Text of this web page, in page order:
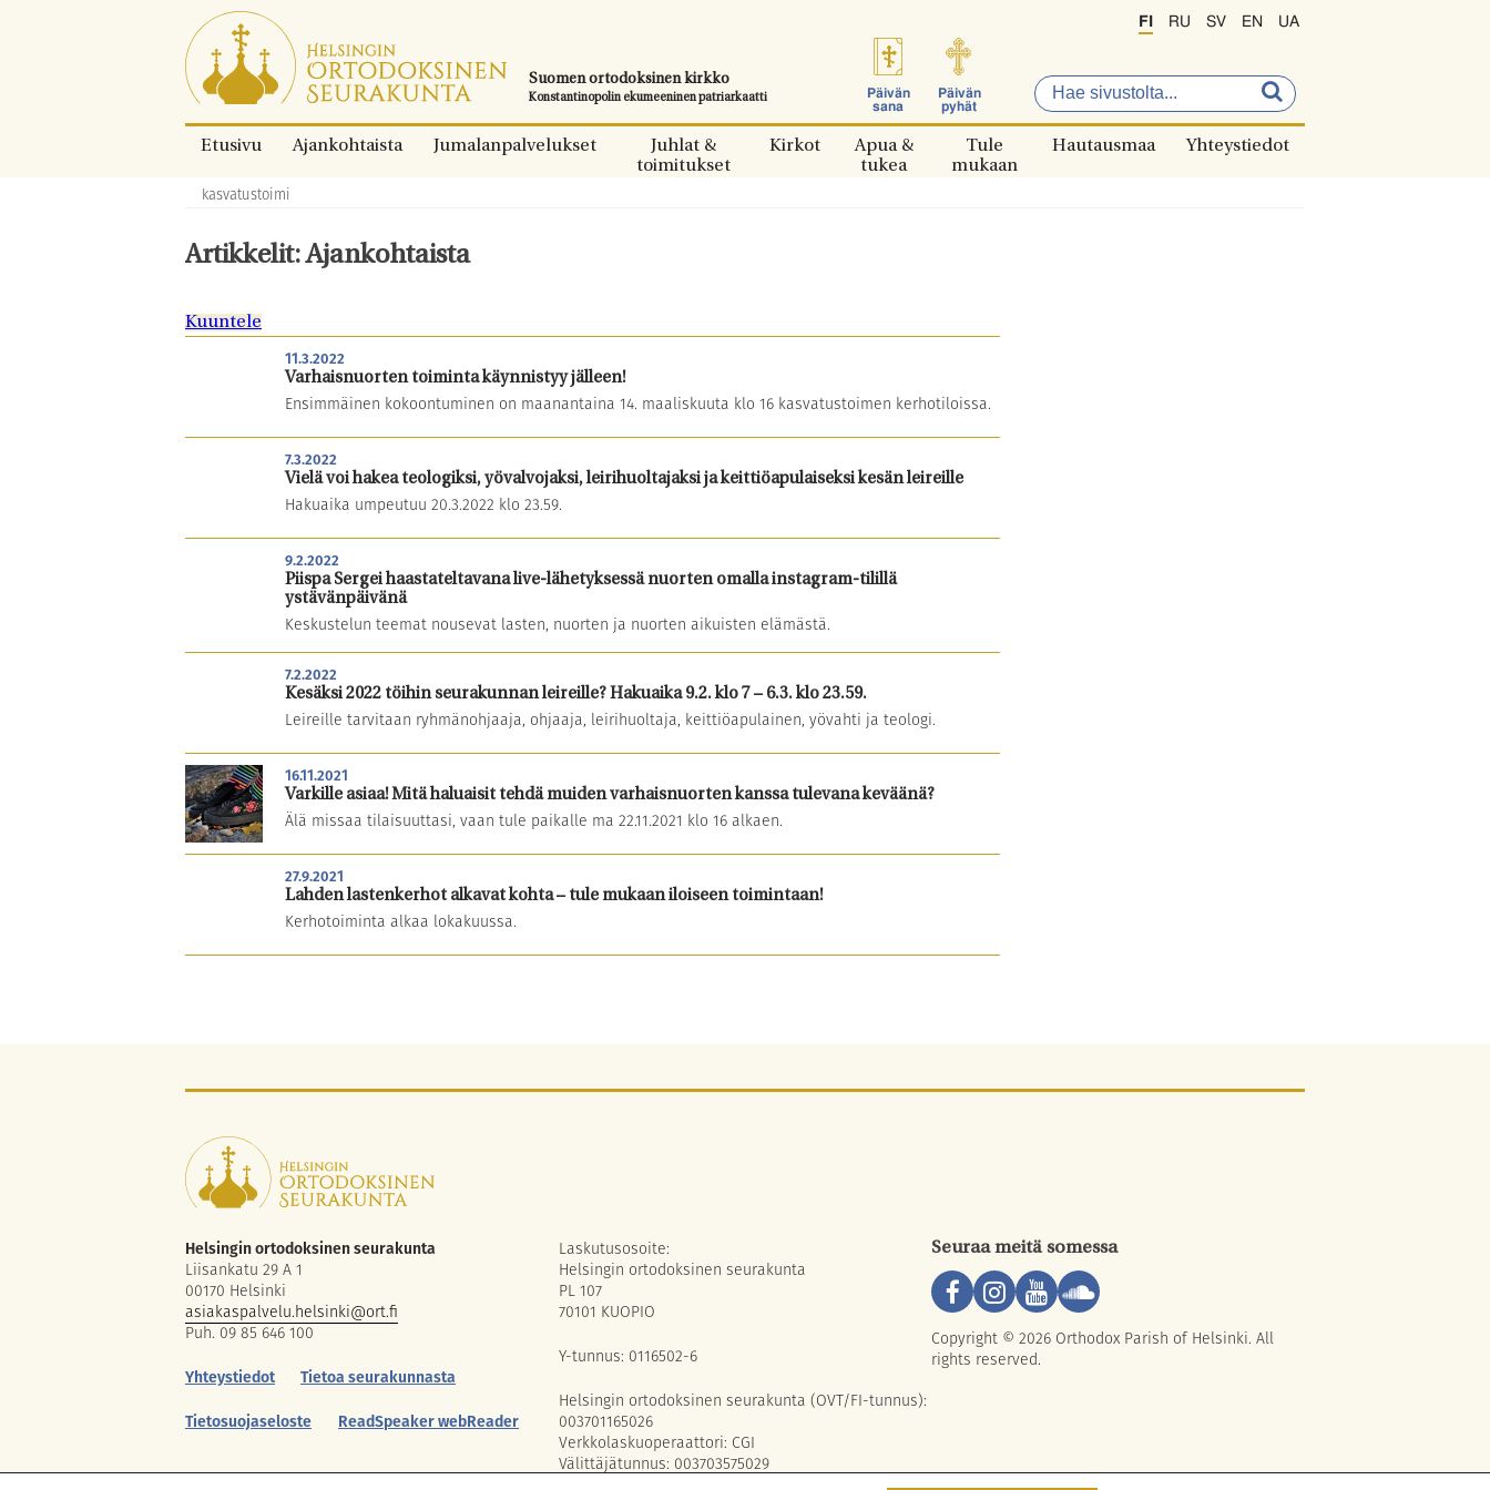
Siirry
suoraan
sisältöön.
Suomen ortodoksinen kirkko
Konstantinopolin ekumeeninen patriarkaatti
Päivän
sana
Päivän
pyhät
FI RU SV EN UA
Etusivu Ajankohtaista Jumalanpalvelukset
Juhlat &
toimitukset
Kirkot
Apua &
tukea
Tule
mukaan
Hautausmaa Yhteystiedot
Murupolku:
kasvatustoimi
Artikkelit: Ajankohtaista
Kuuntele
11.3.2022
Varhaisnuorten toiminta käynnistyy jälleen!
Ensimmäinen kokoontuminen on maanantaina 14. maaliskuuta klo 16 kasvatustoimen kerhotiloissa.
7.3.2022
Vielä voi hakea teologiksi, yövalvojaksi, leirihuoltajaksi ja keittiöapulaiseksi kesän leireille
Hakuaika umpeutuu 20.3.2022 klo 23.59.
9.2.2022
Piispa Sergei haastateltavana live-lähetyksessä nuorten omalla instagram-tilillä
ystävänpäivänä
Keskustelun teemat nousevat lasten, nuorten ja nuorten aikuisten elämästä.
7.2.2022
Kesäksi 2022 töihin seurakunnan leireille? Hakuaika 9.2. klo 7 – 6.3. klo 23.59.
Leireille tarvitaan ryhmänohjaaja, ohjaaja, leirihuoltaja, keittiöapulainen, yövahti ja teologi.
16.11.2021
Varkille asiaa! Mitä haluaisit tehdä muiden varhaisnuorten kanssa tulevana keväänä?
Älä missaa tilaisuuttasi, vaan tule paikalle ma 22.11.2021 klo 16 alkaen.
27.9.2021
Lahden lastenkerhot alkavat kohta – tule mukaan iloiseen toimintaan!
Kerhotoiminta alkaa lokakuussa.
Helsingin ortodoksinen seurakunta
Liisankatu 29 A 1
00170 Helsinki
asiakaspalvelu.helsinki@ort.fi
Puh. 09 85 646 100
Yhteystiedot
Tietoa seurakunnasta
Tietosuojaseloste
ReadSpeaker webReader
Laskutusosoite:
Helsingin ortodoksinen seurakunta
PL 107
70101 KUOPIO
Y-tunnus: 0116502-6
Helsingin ortodoksinen seurakunta (OVT/FI-tunnus):
003701165026
Verkkolaskuoperaattori: CGI
Välittäjätunnus: 003703575029
Seuraa meitä somessa
Copyright © 2026 Orthodox Parish of Helsinki. All
rights reserved.